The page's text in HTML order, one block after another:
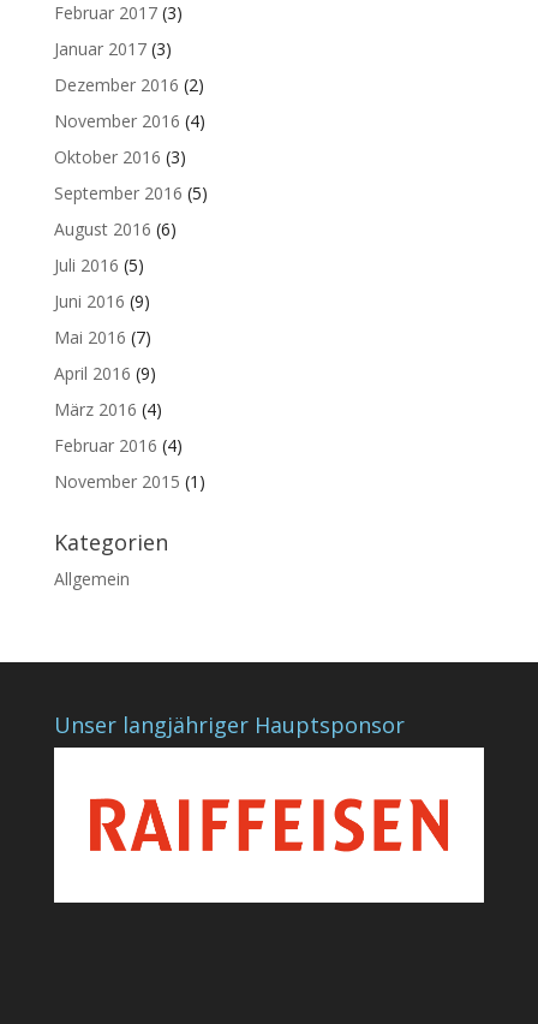
Februar 2017(3)
Januar 2017(3)
Dezember 2016 (2)
November 2016 (4)
Oktober 2016 (3)
September 2016 (5)
August 2016 (6)
Juli 2016 (5)
Juni 2016 (9)
Mai 2016 (7)
April 2016 (9)
März 2016 (4)
Februar 2016 (4)
November 2015 (1)
Kategorien
Allgemein
Unser langjähriger Hauptsponsor